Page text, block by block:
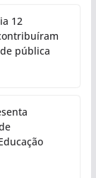
12
pública